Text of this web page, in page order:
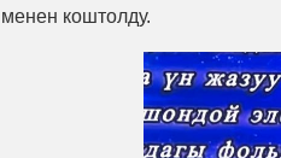
менен коштолду.